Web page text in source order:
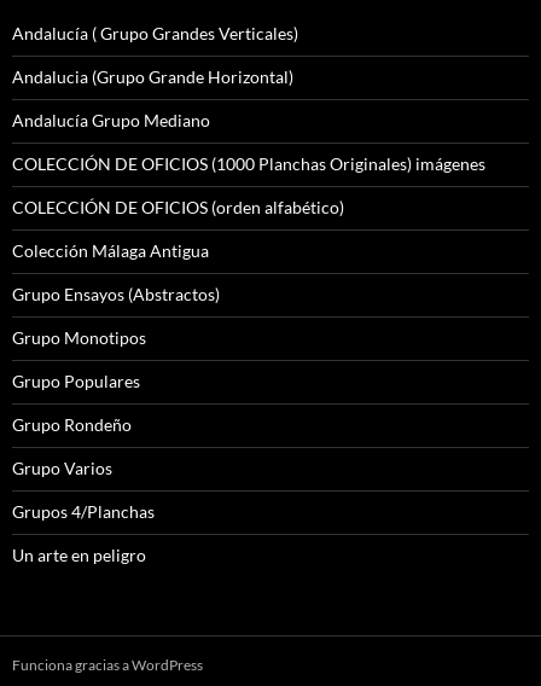
Andalucía ( Grupo Grandes Verticales)
Andalucia (Grupo Grande Horizontal)
Andalucía Grupo Mediano
COLECCIÓN DE OFICIOS (1000 Planchas Originales) imágenes
COLECCIÓN DE OFICIOS (orden alfabético)
Colección Málaga Antigua
Grupo Ensayos (Abstractos)
Grupo Monotipos
Grupo Populares
Grupo Rondeño
Grupo Varios
Grupos 4/Planchas
Un arte en peligro
Funciona gracias a WordPress